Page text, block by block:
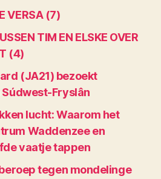
VERSA (7)
TIM EN ELSKE OVER
(4)
(JA21) bezoekt
Fryslân
lucht: Waarom het
Waddenzee en
vaatje tappen
tegen mondelinge